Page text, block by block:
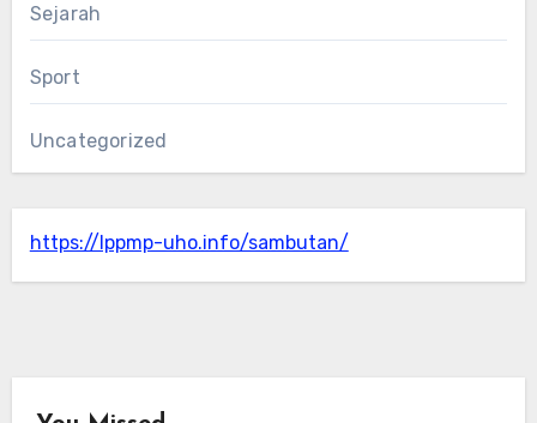
Sejarah
Sport
Uncategorized
https://lppmp-uho.info/sambutan/